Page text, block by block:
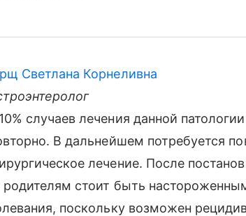
Светлана Корнеливна
случаев лечения данной
В дальнейшем потребуется
лечение. После
родителям стоит быть
поскольку возможен